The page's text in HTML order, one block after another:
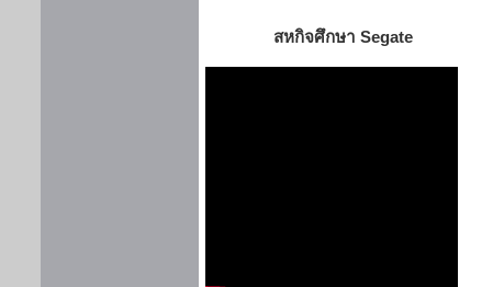
สหกิจศึกษา Segate